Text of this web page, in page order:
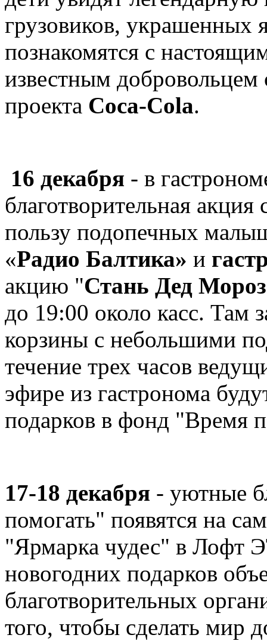
грузовиков, украшенных
познакомятся с
известным добровольцем
проекта Сoca-Cola.
16 декабря - в
благотворительная
пользу подопечных
«Радио Балтика» и
акцию "Стань Дед
до 19:00 около касс. Там
корзины с небольшими
течение трех часов
эфире из гастронома
подарков в фонд "Время
17-18 декабря - уютные
помогать" появятся на
"Ярмарка чудес" в Лофт
новогодних подарков
благотворительных
того, чтобы сделать мир